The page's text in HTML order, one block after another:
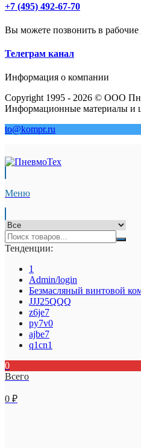
+7 (495) 492-67-70
Вы можете позвонить в
Телеграм канал
Информация о компании
Copyright 1995 - 2026 © ООО
Информационные материалы и
to@kompr.ru
Меню
Тенденции:
1
Admin/login
Безмасляный винтовой
JJJ25QQQ
z6je7
py7v0
ajbe7
q1cn1
0
Всего
0 ₽